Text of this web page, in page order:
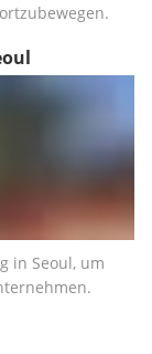
in Seoul, um